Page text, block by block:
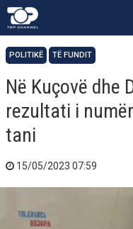
POLITIKË TË FUNDIT
Në Kuçovë dhe
rezultati i
tani
15/05/2023 07:59